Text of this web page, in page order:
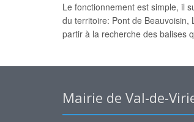
Le fonctionnement est simple, il
du territoire: Pont de
partir à la recherche des balises
Mairie de Val-de-